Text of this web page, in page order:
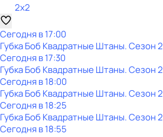
2x2
Сегодня в 17:00
Губка Боб Квадратные Штаны. Сезон 2
Сегодня в 17:30
Губка Боб Квадратные Штаны. Сезон 2
Сегодня в 18:00
Губка Боб Квадратные Штаны. Сезон 2
Сегодня в 18:25
Губка Боб Квадратные Штаны. Сезон 2
Сегодня в 18:55